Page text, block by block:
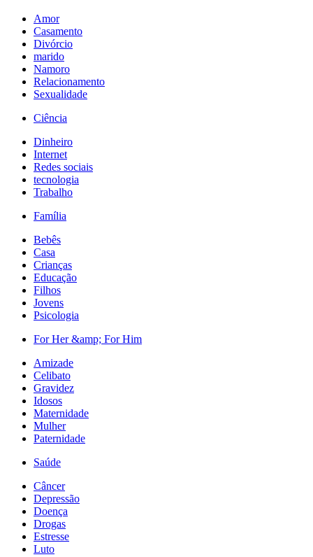
Amor
Casamento
Divórcio
marido
Namoro
Relacionamento
Sexualidade
Ciência
Dinheiro
Internet
Redes sociais
tecnologia
Trabalho
Família
Bebês
Casa
Crianças
Educação
Filhos
Jovens
Psicologia
For Her &amp; For Him
Amizade
Celibato
Gravidez
Idosos
Maternidade
Mulher
Paternidade
Saúde
Câncer
Depressão
Doença
Drogas
Estresse
Luto